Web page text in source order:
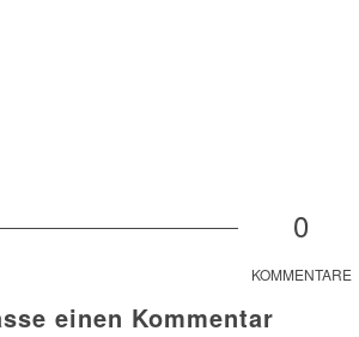
0
KOMMENTARE
einen Kommentar